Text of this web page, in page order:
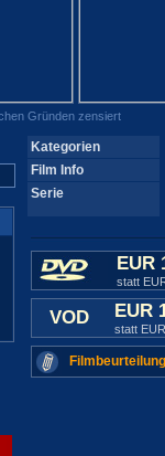
Gründen zensiert
Kategorien
Film Info
Serie
EUR
statt
VOD EUR
statt